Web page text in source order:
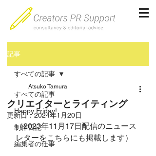
記事
すべての記事
Happy Friday!
制作日記
編集者の仕事
すべての記事
クリエイターとライティング
Atsuko Tamura
更新日：2024年1月20日
（2023年11月17日配信のニュース
レターをこちらにも掲載します）